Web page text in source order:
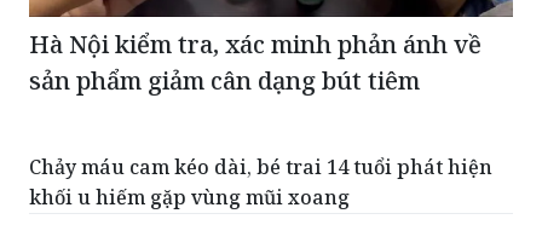
sản phẩm giảm cân dạng bút tiêm
Chảy máu cam kéo dài, bé trai 14 tuổi phát hiện
Hà Nội xử phạt, đình chỉ hàng loạt cơ sở sản xuất,
kinh doanh răng giả